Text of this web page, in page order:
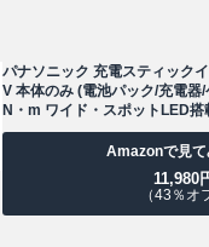
パナソニック 充電スティック
V 本体のみ (電池パック/充電器
N・m ワイド・スポットLED
11,980
（43％オ
Amazonで見て